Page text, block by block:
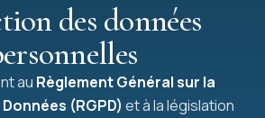
des données
au Règlement Général sur la
(RGPD) et à la législation